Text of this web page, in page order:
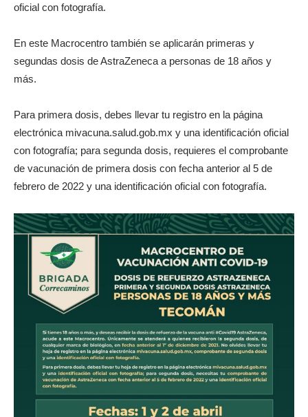
oficial con fotografía.
En este Macrocentro también se aplicarán primeras y
segundas dosis de AstraZeneca a personas de 18 años y
más.
Para primera dosis, debes llevar tu registro en la página
electrónica mivacuna.salud.gob.mx y una identificación oficial
con fotografía; para segunda dosis, requieres el comprobante
de vacunación de primera dosis con fecha anterior al 5 de
febrero de 2022 y una identificación oficial con fotografía.